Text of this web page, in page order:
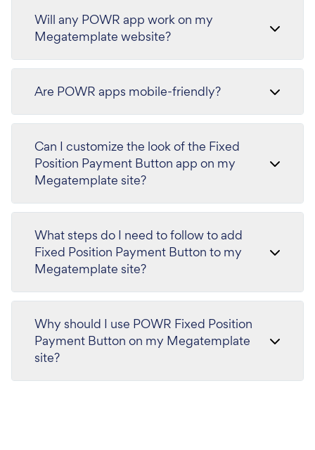
Will any POWR app work on my
Megatemplate website?
Are POWR apps mobile-friendly?
Can I customize the look of the Fixed
Position Payment Button app on my
Megatemplate site?
What steps do I need to follow to add
Fixed Position Payment Button to my
Megatemplate site?
Why should I use POWR Fixed Position
Payment Button on my Megatemplate
site?